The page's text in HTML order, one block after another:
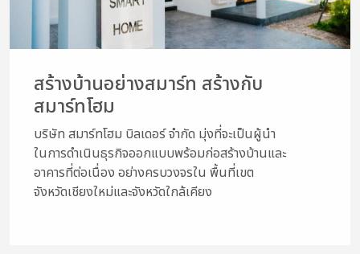
สร้างบ้านอย่างสมาร์ท สร้างกับ
สมาร์ทโฮม
บริษัท สมาร์ทโฮม บิลเดอร์ จำกัด มุ่งที่จะเป็นผู้นำ
ในการดำเนินธุรกิจออกแบบพร้อมก่อสร้างบ้านและ
อาคารที่ต่อเนื่อง อย่างครบวงจรใน พื้นที่เขต
จังหวัดเชียงใหม่และจังหวัดใกล้เคียง